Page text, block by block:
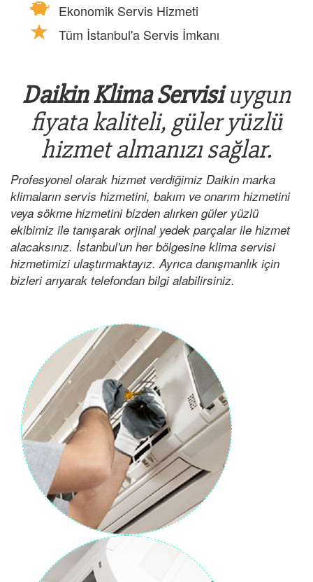
Ekonomik Servis Hizmeti
Tüm İstanbul'a Servis İmkanı
Daikin Klima Servisiuygun
fiyata kaliteli, güler yüzlü
hizmet almanızı sağlar.
Profesyonel olarak hizmet verdiğimiz Daikin marka
klimaların servis hizmetini, bakım ve onarım hizmetini
veya sökme hizmetini bizden alırken güler yüzlü
ekibimiz ile tanışarak orjinal yedek parçalar ile hizmet
alacaksınız. İstanbul'un her bölgesine klima servisi
hizmetimizi ulaştırmaktayız. Ayrıca danışmanlık için
bizleri arıyarak telefondan bilgi alabilirsiniz.